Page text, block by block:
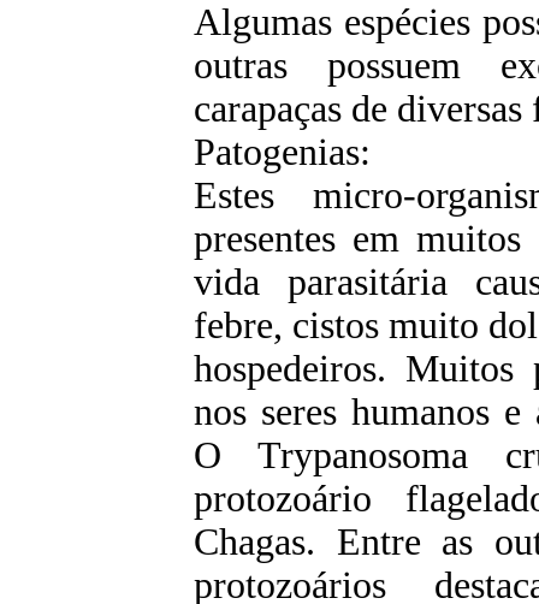
Algumas espécies
outras possuem
carapaças de diversas
Patogenias:
Estes micro-
presentes em
vida parasitária
febre, cistos muito
hospedeiros. Muitos
nos seres humanos
O Trypanosoma
protozoário
Chagas. Entre as
protozoários